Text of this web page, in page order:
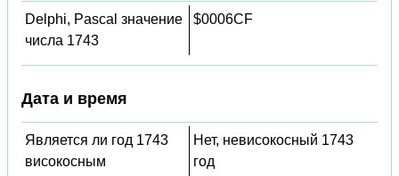
Delphi, Pascal значение
числа 1743
$0006CF
Дата и время
Является ли год 1743
високосным
Нет, невисокосный 1743
год